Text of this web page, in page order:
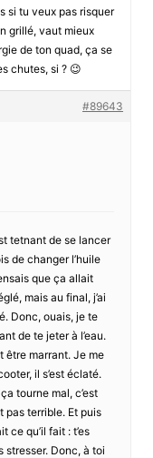
si tu veux pas risquer
grillé, vaut mieux
de ton quad, ça se
chutes, si ? 😉
#89643
tetnant de se lancer
de changer l’huile
que ça allait
mais au final, j’ai
Donc, ouais, je te
de te jeter à l’eau.
être marrant. Je me
il s’est éclaté.
tourne mal, c’est
pas terrible. Et puis
ce qu’il fait : t’es
stresser. Donc, à toi